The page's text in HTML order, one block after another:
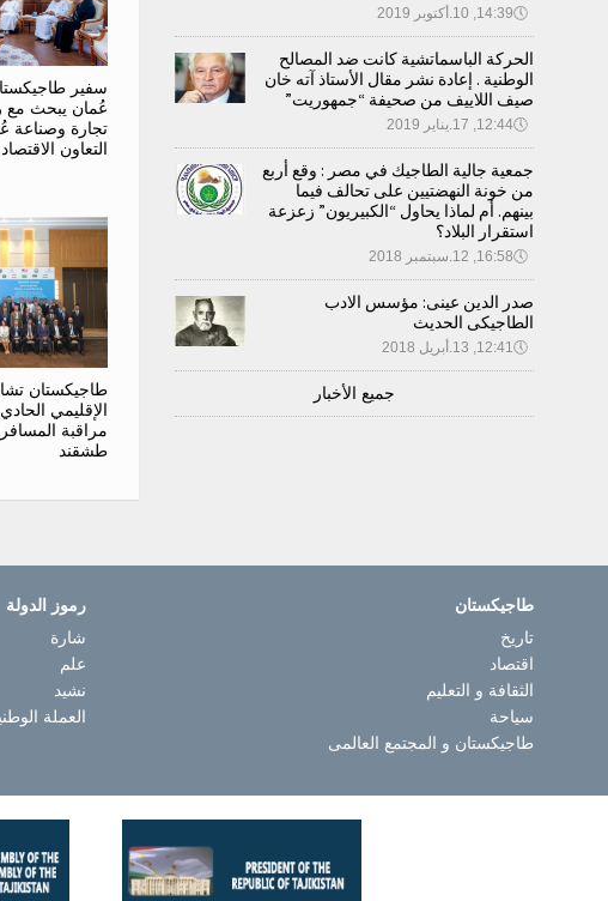
سفير
عُمان يبحث مع
تجارة وصناعة
التعاون
طاجيكستان
الإقليمي
مراقبة
طشقند
🕔14:39, 10.أكتوبر 2019
الحركة الباسماتشية كانت ضد المصالح
الوطنية . إعادة نشر مقال الأستاذ آته خان
صيف اللاييف من صحيفة “جمهوريت”
🕔12:44, 17.يناير 2019
جمعية جالية الطاجيك في مصر : وقع أربع
من خونة النهضتيين على تحالف فيما
بينهم. أم لماذا يحاول “الكبيريون” زعزعة
استقرار البلاد؟
🕔16:58, 12.سبتمبر 2018
صدر الدين عينى: مؤسس الادب
الطاجيكى الحديث
🕔12:41, 13.أبريل 2018
جميع الأخبار
طاجيكستان
تاريخ
اقتصاد
الثقافة و التعليم
سياحة
طاجيكستان و المجتمع العالمى
رموز الدولة
شارة
علم
نشيد
العملة